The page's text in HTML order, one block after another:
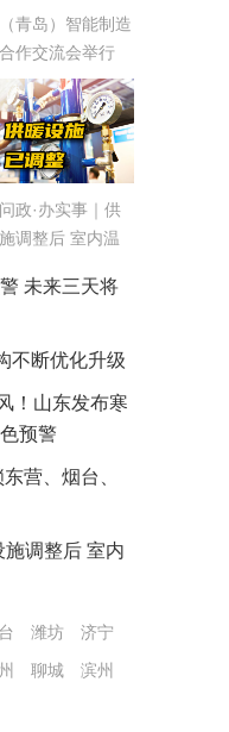
青岛）智能制造
作交流会举行
政·办实事｜供
调整后 室内温
未来三天将
不断优化升级
！山东发布寒
预警
营、烟台、
施调整后 室内
潍坊
济宁
聊城
滨州